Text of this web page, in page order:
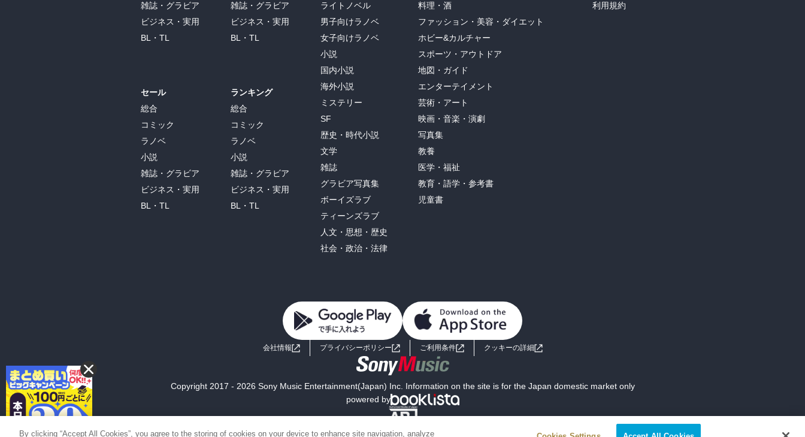
雑誌・グラビア
ビジネス・実用
BL・TL
セール
総合
コミック
ラノベ
小説
雑誌・グラビア
ビジネス・実用
BL・TL
雑誌・グラビア
ビジネス・実用
BL・TL
ランキング
総合
コミック
ラノベ
小説
雑誌・グラビア
ビジネス・実用
BL・TL
ライトノベル
男子向けラノベ
女子向けラノベ
小説
国内小説
海外小説
ミステリー
SF
歴史・時代小説
文学
雑誌
グラビア写真集
ボーイズラブ
ティーンズラブ
人文・思想・歴史
社会・政治・法律
料理・酒
ファッション・美容・ダイエット
ホビー&カルチャー
スポーツ・アウトドア
地図・ガイド
エンターテイメント
芸術・アート
映画・音楽・演劇
写真集
教養
医学・福祉
教育・語学・参考書
児童書
利用規約
会社情報 プライバシーポリシー ご利用条件 クッキーの詳細
Copyright 2017 - 2026 Sony Music Entertainment(Japan) Inc. Information on the site is for the Japan domestic market only
powered by
By clicking “Accept All Cookies”, you agree to the storing of cookies on your device to enhance site navigation, analyze